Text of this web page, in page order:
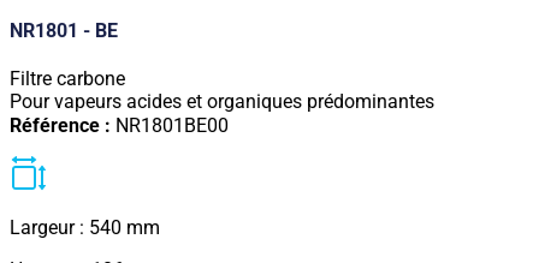
NR1801 - BE
Filtre carbone
Pour vapeurs acides et organiques prédominantes
Référence : NR1801BE00
Largeur : 540 mm